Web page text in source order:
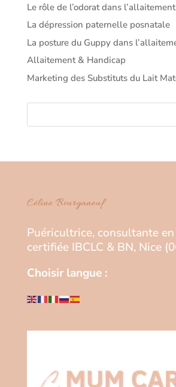
Le rôle de l’odorat dans l’allaitement
La dépression paternelle posnatale
La posture du Guppy dans
Allaitement & Handicap
Marketing des Substituts du Lait
Céline Bourganeuf
Puéricultrice, consultante
certifiée IBCLC & BN, Nice
Choisir langue :